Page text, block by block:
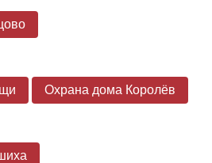
Охрана дома Королёв